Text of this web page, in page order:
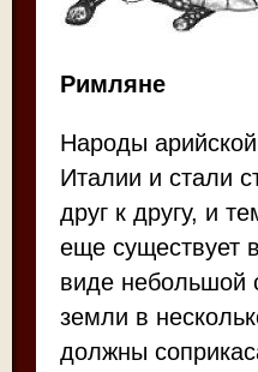
Римляне
Народы
Италии и стали
друг к другу, и
еще существует
виде небольшой
земли в
должны